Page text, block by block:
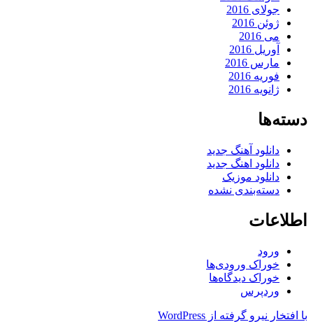
جولای 2016
ژوئن 2016
می 2016
آوریل 2016
مارس 2016
فوریه 2016
ژانویه 2016
دسته‌ها
دانلود آهنگ جدید
دانلود اهنگ جدید
دانلود موزیک
دسته‌بندی نشده
اطلاعات
ورود
خوراک ورودی‌ها
خوراک دیدگاه‌ها
وردپرس
با افتخار نیرو گرفته از WordPress